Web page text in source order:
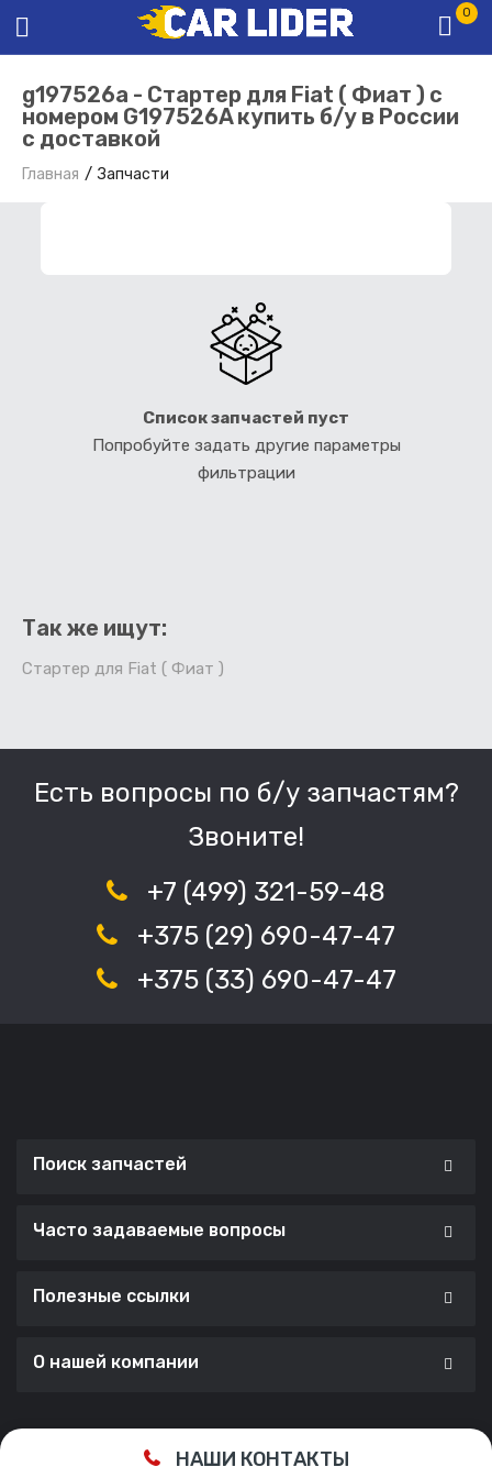
0
g197526a - Стартер для Fiat ( Фиат ) с
номером G197526A купить б/у в России
с доставкой
Главная Запчасти
Список запчастей пуст
Попробуйте задать другие параметры
фильтрации
Так же ищут:
Стартер для Fiat ( Фиат )
Есть вопросы по б/у запчастям?
Звоните!
+7 (499) 321-59-48
+375 (29) 690-47-47
+375 (33) 690-47-47
Поиск запчастей
Часто задаваемые вопросы
Полезные ссылки
О нашей компании
Сделано с ❤️ вCherry Lab Agency
НАШИ КОНТАКТЫ